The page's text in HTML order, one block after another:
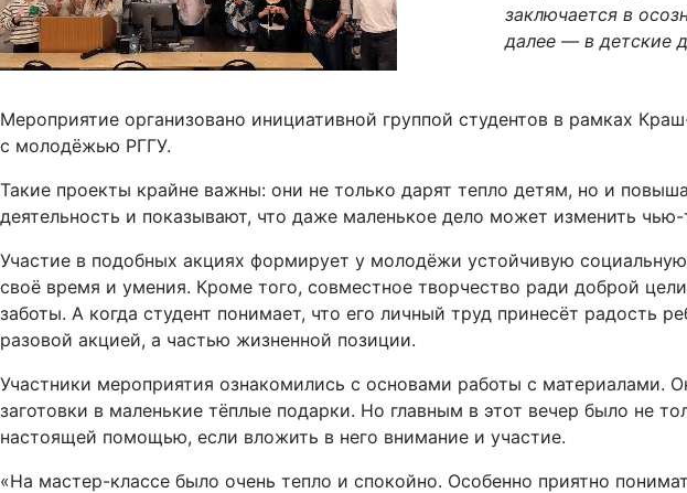
заключается в
далее — в детские
Мероприятие организовано инициативной группой студентов в рамках
с молодёжью РГГУ.
Такие проекты крайне важны: они не только дарят тепло детям, но и
деятельность и показывают, что даже маленькое дело может изменить
Участие в подобных акциях формирует у молодёжи устойчивую
своё время и умения. Кроме того, совместное творчество ради доброй
заботы. А когда студент понимает, что его личный труд принесёт радость
разовой акцией, а частью жизненной позиции.
Участники мероприятия ознакомились с основами работы с материалами.
заготовки в маленькие тёплые подарки. Но главным в этот вечер было не
настоящей помощью, если вложить в него внимание и участие.
«На мастер-классе было очень тепло и спокойно. Особенно приятно